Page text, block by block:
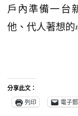
戶內準備一台
他、代人著想的
分享此文：
列印
電子